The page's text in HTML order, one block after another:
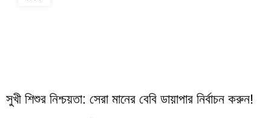
সুখী শিশুর নিশ্চয়তা: সেরা মানের বেবি ডায়াপার নির্বাচন করুন!